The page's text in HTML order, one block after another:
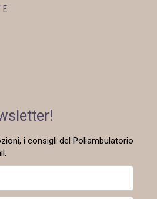
i consigli del Poliambulatorio